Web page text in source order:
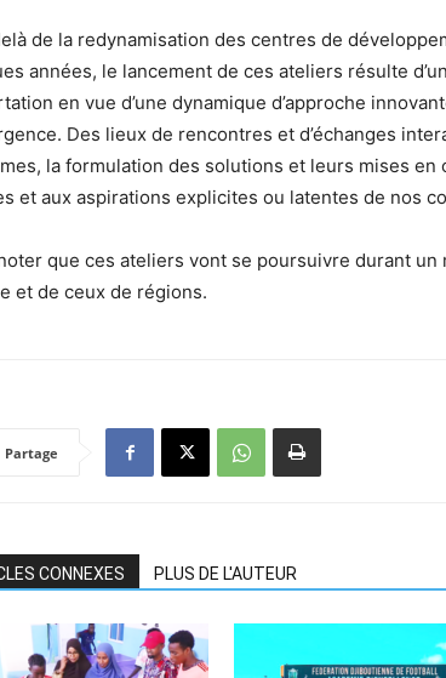
de la redynamisation des centres de
années, le lancement de ces ateliers résulte
en vue d’une dynamique d’approche
Des lieux de rencontres et d’échanges
la formulation des solutions et leurs mises
et aux aspirations explicites ou latentes de nos
que ces ateliers vont se poursuivre durant
et de ceux de régions.
Partage
CONNEXES PLUS DE L'AUTEUR